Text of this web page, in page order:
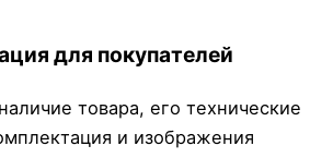
для покупателей
товара, его технические
и изображения